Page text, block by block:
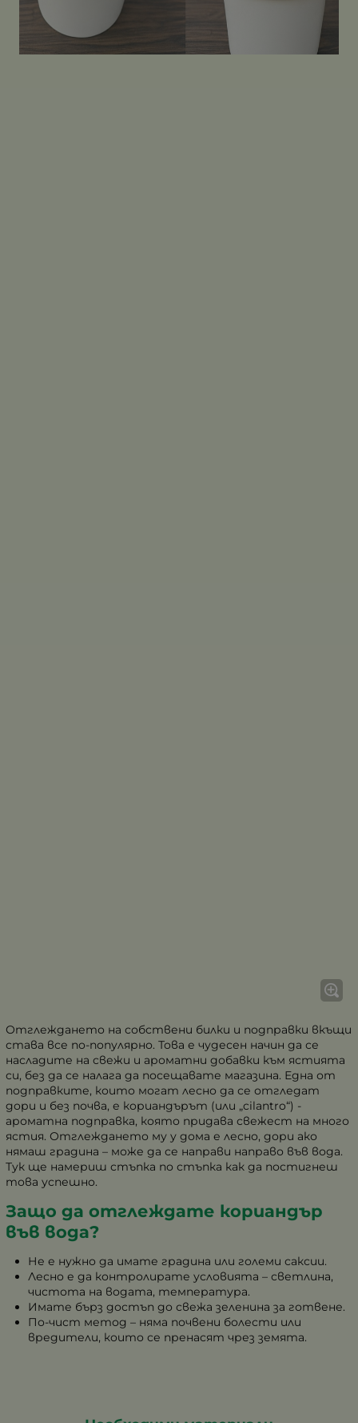
Отглеждането на собствени билки и подправки вкъщи
става все по-популярно. Това е чудесен начин да се
насладите на свежи и ароматни добавки към ястията
си, без да се налага да посещавате магазина. Една от
подправките, които могат лесно да се отгледат
дори и без почва, е кориандърът (или „cilantro“) -
ароматна подправка, която придава свежест на много
ястия. Отглеждането му у дома е лесно, дори ако
нямаш градина – може да се направи направо във вода.
Тук ще намериш стъпка по стъпка как да постигнеш
това успешно.
Защо да отглеждате кориандър
във вода?
Не е нужно да имате градина или големи саксии.
Лесно е да контролирате условията – светлина,
чистота на водата, температура.
Имате бърз достъп до свежа зеленина за готвене.
По-чист метод – няма почвени болести или
вредители, които се пренасят чрез земята.